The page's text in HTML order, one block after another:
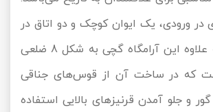
در ورودی، یک ایوان کوچک و دو اتاق در
طرفین است. به علاوه این آرامگاه گچی به شکل 8 ضلعی
که در ساخت آن از قوس‌های جناقی
و جلو آمدن قرنیزهای بالایی استفاده